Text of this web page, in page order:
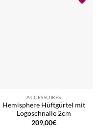
ACCESSOIRES
Hemisphere Hüftgürtel mit
Logoschnalle 2cm
209,00€